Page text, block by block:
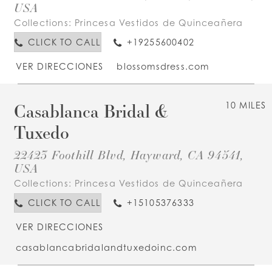
USA
Collections: Princesa Vestidos de Quinceañera
CLICK TO CALL
+19255600402
VER DIRECCIONES blossomsdress.com
10 MILES
Casablanca Bridal &
Tuxedo
22423 Foothill Blvd, Hayward, CA 94541,
USA
Collections: Princesa Vestidos de Quinceañera
CLICK TO CALL
+15105376333
VER DIRECCIONES
casablancabridalandtuxedoinc.com